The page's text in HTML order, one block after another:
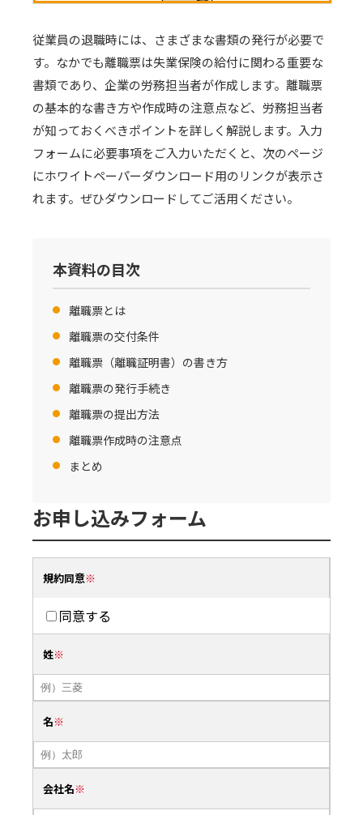
従業員の退職時には、さまざまな書類の発行が必要で
す。なかでも離職票は失業保険の給付に関わる重要な
書類であり、企業の労務担当者が作成します。離職票
の基本的な書き方や作成時の注意点など、労務担当者
が知っておくべきポイントを詳しく解説します。入力
フォームに必要事項をご入力いただくと、次のページ
にホワイトペーパーダウンロード用のリンクが表示さ
れます。ぜひダウンロードしてご活用ください。
本資料の目次
離職票とは
離職票の交付条件
離職票（離職証明書）の書き方
離職票の発行手続き
離職票の提出方法
離職票作成時の注意点
まとめ
お申し込みフォーム
規約同意
同意する
姓
名
会社名